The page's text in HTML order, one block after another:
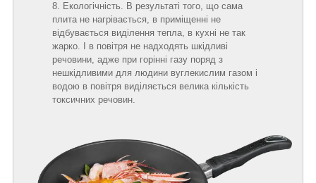
Екологічність. В результаті того, що сама
плита не нагрівається, в приміщенні не
відбувається виділення тепла, в кухні не так
жарко. І в повітря не надходять шкідливі
речовини, адже при горінні газу поряд з
нешкідливими для людини вуглекислим газом і
водою в повітря виділяється велика кількість
токсичних речовин.